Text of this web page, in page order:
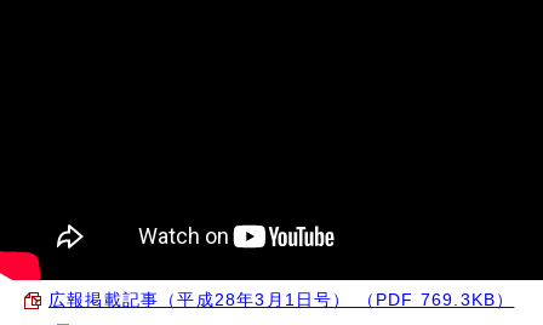
広報掲載記事（平成28年3月1日号） （PDF 769.3KB）